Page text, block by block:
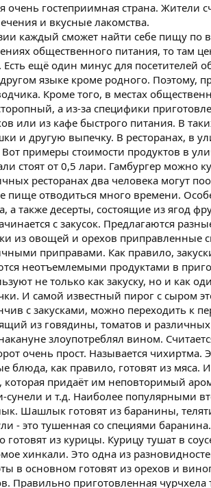
очень гостеприимная страна. Жители
и вкусные лакомства.
каждый сможет найти себе пищу по
общественного питания, то там
ещё один минус для посетителей
языке кроме родного. Поэтому,
Кроме того, в местах
а из-за специфики
или из кафе быстрого питания. В
и другую выпечку. В ресторанах, в
примеры стоимости продуктов в
стоят от 0,5 лари. Гамбургер можно
ресторанах два человека могут
пище отводиться много времени.
а также десерты, состоящие из ягод
с закусок. Предлагаются
из овощей и орехов приправленные
приправами. Как правило,
неотъемлемыми продуктами в
не только как закуску, но и как
И самой известный пирог с сыром
с закусками, можно переходить к
из говядины, томатов и
злоупотреблял вином.
очень прост. Называется
блюда, как правило, готовят из
придаёт им неповторимый
сунели и т.д. Наиболее популярными
Шашлык готовят из баранины,
- это тушенная со специями
готовят из курицы. Курицу тушат в
хинкали. Это одна из
в основном готовят из орехов и
Правильно приготовленная